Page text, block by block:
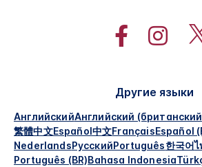
Другие языки
АнглийскийАнглийский
繁體中文Español中文FrançaisEspañol
NederlandsРусскийPortuguês한국어ไ
Português (BR)Bahasa Indonesia